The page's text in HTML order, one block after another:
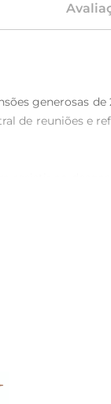
generosas
de reuniões e
preocupações.
transformando